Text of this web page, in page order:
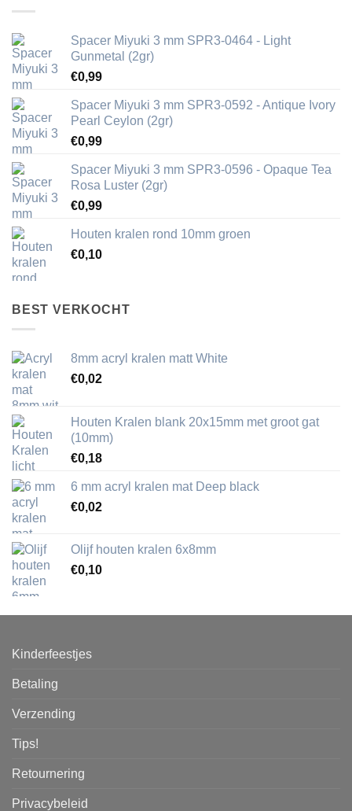
Spacer Miyuki 3 mm SPR3-0464 - Light
Gunmetal (2gr)
€0,99
Spacer Miyuki 3 mm SPR3-0592 - Antique Ivory
Pearl Ceylon (2gr)
€0,99
Spacer Miyuki 3 mm SPR3-0596 - Opaque Tea
Rosa Luster (2gr)
€0,99
Houten kralen rond 10mm groen
€0,10
BEST VERKOCHT
8mm acryl kralen matt White
€0,02
Houten Kralen blank 20x15mm met groot gat
(10mm)
€0,18
6 mm acryl kralen mat Deep black
€0,02
Olijf houten kralen 6x8mm
€0,10
Kinderfeestjes
Betaling
Verzending
Tips!
Retournering
Privacybeleid